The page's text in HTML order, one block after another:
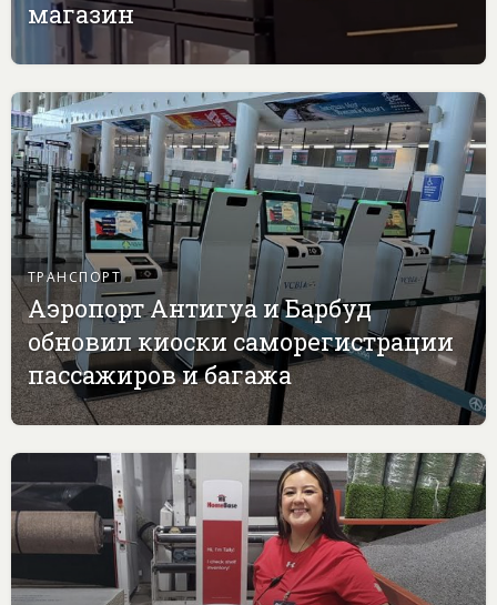
магазин
ТРАНСПОРТ
Аэропорт Антигуа и Барбуд
обновил киоски саморегистрации
пассажиров и багажа